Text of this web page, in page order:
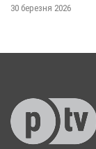
30 березня 2026